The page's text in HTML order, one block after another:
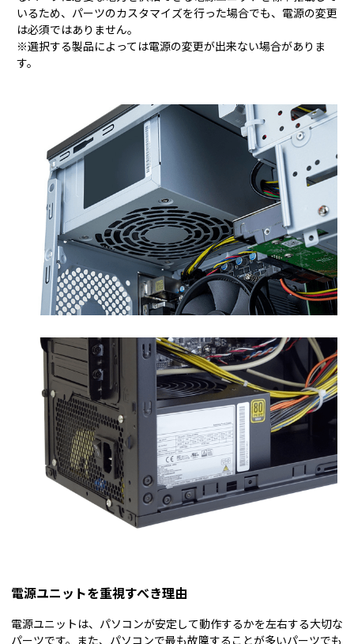
いるため、パーツのカスタマイズを行った場合でも、電源の変更
は必須ではありません。
※選択する製品によっては電源の変更が出来ない場合がありま
す。
電源ユニットを重視すべき理由
電源ユニットは、パソコンが安定して動作するかを左右する大切な
パーツです。また、パソコンで最も故障することが多いパーツでも